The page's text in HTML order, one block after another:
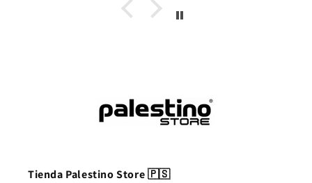
taglia superiore, perchè
vestivano piccolo. In relatà per
grande, quindi per quelle
officiale della squadra vi
Tienda Palestino Store 🇵🇸